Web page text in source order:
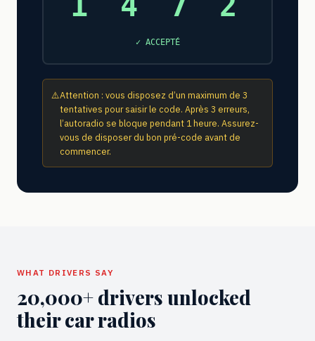
✓ ACCEPTÉ
⚠️Attention : vous disposez d’un maximum de 3
tentatives pour saisir le code. Après 3 erreurs,
l’autoradio se bloque pendant 1 heure. Assurez-
vous de disposer du bon pré-code avant de
commencer.
WHAT DRIVERS SAY
20,000+ drivers unlocked
their car radios